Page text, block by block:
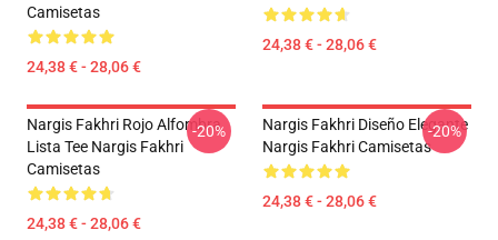
Camisetas
24,38 € - 28,06 €
24,38 € - 28,06 €
Nargis Fakhri Rojo Alfombra
Lista Tee Nargis Fakhri
Camisetas
24,38 € - 28,06 €
-20%
Nargis Fakhri Diseño Elegante
Nargis Fakhri Camisetas
24,38 € - 28,06 €
-20%